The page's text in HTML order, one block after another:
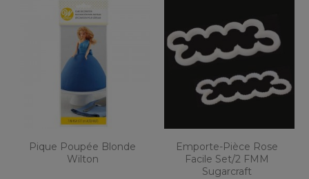
Pique Poupée Blonde
Wilton
Emporte-Pièce Rose
Facile Set/2 FMM
Sugarcraft